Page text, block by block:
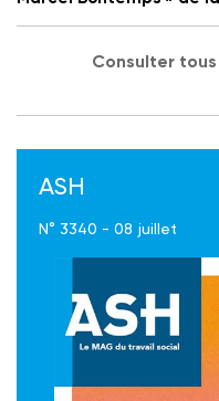
Consulter
ASH
N° 3340 - 08 juillet